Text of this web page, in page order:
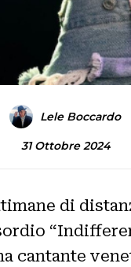
Lele Boccardo
31 Ottobre 2024
di
cantante